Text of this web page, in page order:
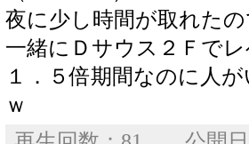
夜に少し時間が取れた
一緒にＤサウス２Ｆで
１．５倍期間なのに人
ｗ